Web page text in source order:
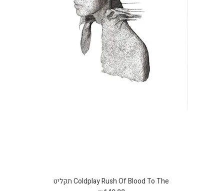
Coldplay Rush Of Blood To The תקליט